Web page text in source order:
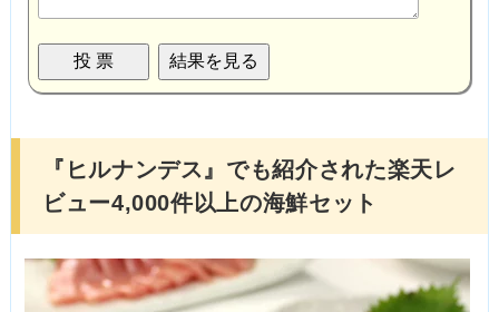
『ヒルナンデス』でも紹介された楽天レ
ビュー4,000件以上の海鮮セット